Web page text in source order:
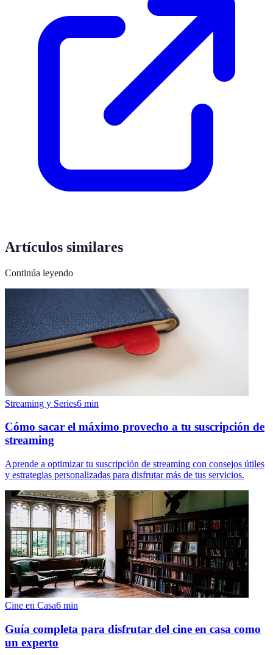
Artículos similares
Continúa leyendo
Streaming y Series6 min
Cómo sacar el máximo provecho a tu suscripción de
streaming
Aprende a optimizar tu suscripción de streaming con consejos útiles
y estrategias personalizadas para disfrutar más de tus servicios.
Cine en Casa6 min
Guía completa para disfrutar del cine en casa como
un experto